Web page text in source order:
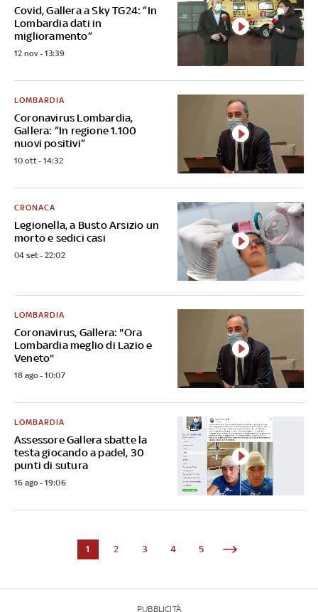
Covid, Gallera a Sky TG24: “In
Lombardia dati in
miglioramento”
12 nov - 13:39
Coronavirus Lombardia,
Gallera: “In regione 1.100
nuovi positivi”
LOMBARDIA
10 ott - 14:32
Legionella, a Busto Arsizio un
morto e sedici casi
CRONACA
04 set - 22:02
Coronavirus, Gallera: "Ora
Lombardia meglio di Lazio e
Veneto"
LOMBARDIA
18 ago - 10:07
Assessore Gallera sbatte la
testa giocando a padel, 30
punti di sutura
LOMBARDIA
16 ago - 19:06
1 2 3 4 5
PUBBLICITÀ